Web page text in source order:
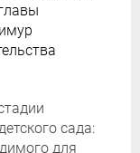
сада:
для